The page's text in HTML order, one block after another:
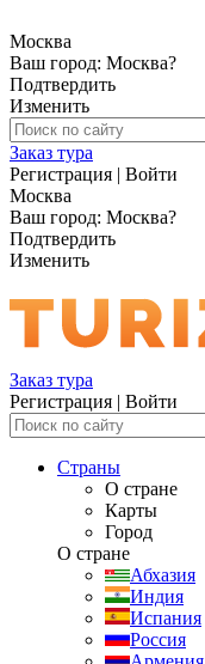
Москва
Ваш город: Москва?
Подтвердить
Изменить
Заказ тура
Регистрация | Войти
Москва
Ваш город: Москва?
Подтвердить
Изменить
Заказ тура
Регистрация | Войти
Страны
О стране
Карты
Город
О стране
Абхазия
Индия
Испания
Россия